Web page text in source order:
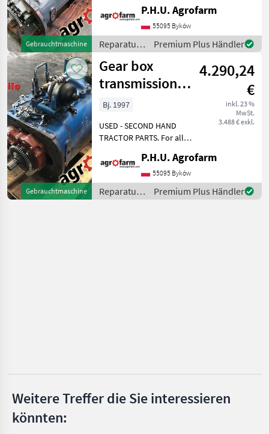
Reparatur
Und
Ersatzteile
Getriebe
Ford
KATEGORIE
WÄHLEN
Ford
New Holland
John Deere
Massey Ferguson
Gebrauchtmaschine
message by e-mail either
whatsapp. TRAKTOR -
SCHLEPPER ERSATZTEILE.
Bei weiteren fragen
kontaktieren
P.H.U. Agrofarm
55095 Byków
Reparatur
und
Ersatzteile
/ Ford
Premium Plus Händler
Gebrauchtmaschine
Gear box
transmission
Ford 7840
4.290,24
€
inkl. 23 %
MwSt.
3.488 € exkl.
Bj. 1997
USED - SECOND HAND
TRACTOR PARTS. For all
message by e-mail either
whatsapp. TRAKTOR -
SCHLEPPER ERSATZTEILE.
Bei weiteren fragen
P.H.U. Agrofarm
55095 Byków
Reparatur
und
Premium Plus Händler
Weitere Treffer die Sie interessieren
könnten: